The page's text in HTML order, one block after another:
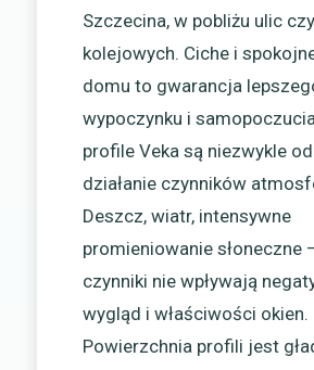
Szczecina, w pobliżu ulic
kolejowych. Ciche i
domu to gwarancja
wypoczynku i
profile Veka są niezwykle
działanie czynników
Deszcz, wiatr, intensywne
promieniowanie słoneczne
czynniki nie wpływają
wygląd i właściwości okien.
Powierzchnia profili jest